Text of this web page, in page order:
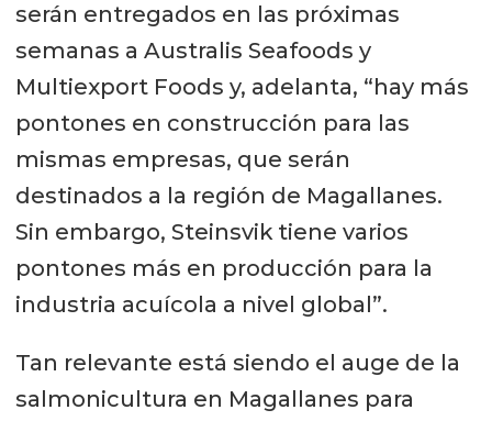
serán entregados en las próximas
semanas a Australis Seafoods y
Multiexport Foods y, adelanta, “hay más
pontones en construcción para las
mismas empresas, que serán
destinados a la región de Magallanes.
Sin embargo, Steinsvik tiene varios
pontones más en producción para la
industria acuícola a nivel global”.
Tan relevante está siendo el auge de la
salmonicultura en Magallanes para